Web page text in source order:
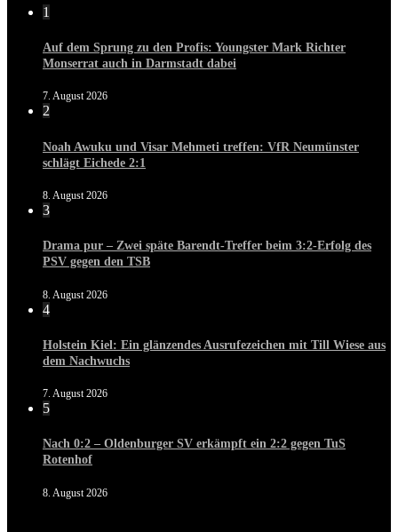
1
Auf dem Sprung zu den Profis: Youngster Mark Richter
Monserrat auch in Darmstadt dabei
7. August 2026
2
Noah Awuku und Visar Mehmeti treffen: VfR Neumünster
schlägt Eichede 2:1
8. August 2026
3
Drama pur – Zwei späte Barendt-Treffer beim 3:2-Erfolg des
PSV gegen den TSB
8. August 2026
4
Holstein Kiel: Ein glänzendes Ausrufezeichen mit Till Wiese aus
dem Nachwuchs
7. August 2026
5
Nach 0:2 – Oldenburger SV erkämpft ein 2:2 gegen TuS
Rotenhof
8. August 2026